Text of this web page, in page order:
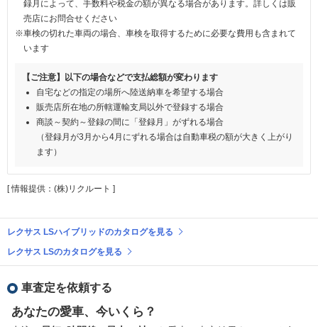
録月によって、手数料や税金の額が異なる場合があります。詳しくは販
売店にお問合せください
※車検の切れた車両の場合、車検を取得するために必要な費用も含まれて
います
【ご注意】以下の場合などで支払総額が変わります
自宅などの指定の場所へ陸送納車を希望する場合
販売店所在地の所轄運輸支局以外で登録する場合
商談～契約～登録の間に「登録月」がずれる場合
（登録月が3月から4月にずれる場合は自動車税の額が大きく上がり
ます）
[ 情報提供：(株)リクルート ]
レクサス LSハイブリッドのカタログを見る
レクサス LSのカタログを見る
車査定を依頼する
あなたの愛車、今いくら？